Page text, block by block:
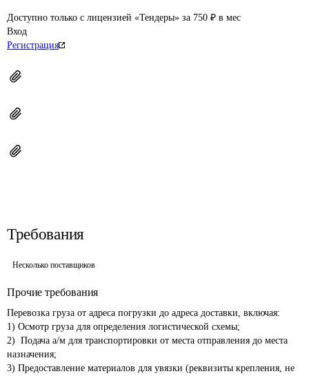
Доступно только с лицензией «Тендеры» за 750 ₽ в мес
Вход
Регистрация
Требования
Несколько поставщиков
Прочие требования
Перевозка груза от адреса погрузки до адреса доставки, включая:
1) Осмотр груза для определения логистической схемы;
2)  Подача а/м для транспортировки от места отправления до места
назначения;
3) Предоставление материалов для увязки (реквизиты крепления, не